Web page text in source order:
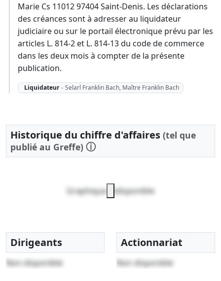
Marie Cs 11012 97404 Saint-Denis. Les déclarations
des créances sont à adresser au liquidateur
judiciaire ou sur le portail électronique prévu par les
articles L. 814-2 et L. 814-13 du code de commerce
dans les deux mois à compter de la présente
publication.
Liquidateur - Selarl Franklin Bach, Maître Franklin Bach
Historique du chiffre d'affaires (tel que
publié au Greffe) ⓘ
Graphique indisponible
Dirigeants
Non disponible
Actionnariat
Non disponible